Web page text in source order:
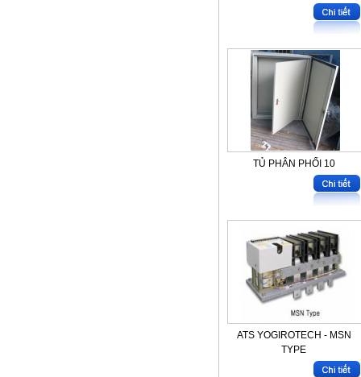
TỦ PHÂN PHỐI 10
ATS YOGIROTECH - MSN
TYPE